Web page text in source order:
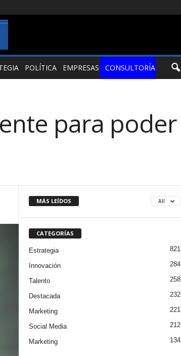
POLÍTICA EMPRESAS CONSULTORÍA
para poder
MÁS LEÍDOS All
CATEGORÍAS
Estrategia 821
Innovación 284
Talento 258
Destacada 232
Marketing 221
Social Media 212
Marketing 134